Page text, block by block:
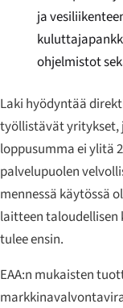
ja
ohjelmistot
Laki hyödyntää
työllistävät yritykset,
loppusumma ei ylitä
palvelupuolen
mennessä käytössä
laitteen taloudellisen
tulee ensin.
EAA:n mukaisten